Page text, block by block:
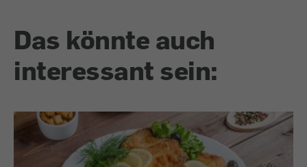
Das könnte auch
interessant sein: